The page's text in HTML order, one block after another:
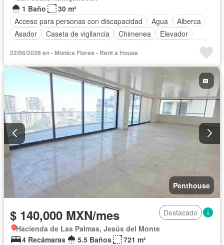
1 Baño
30 m²
Acceso para personas con discapacidad
Agua
Alberca
Asador
Caseta de vigilancia Chimenea
Elevador
Permite mascotas
Parcialmente amueblado
22/06/2026 en - Monica Flores - Rent a House
Penthouse
$ 140,000 MXN/mes
Destacado
Hacienda de Las Palmas, Jesús del Monte
4 Recámaras
5.5 Baños
721 m²